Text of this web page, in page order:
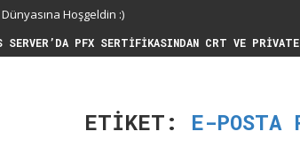
Hoşgeldin :)
SERVER’DA PFX SERTIFIKASINDAN CRT VE
ETIKET: E-POSTA